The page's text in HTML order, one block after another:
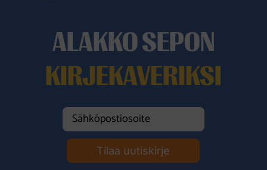
ALAKKO SEPON
KIRJEKAVERIKSI
Tilaa uutiskirje